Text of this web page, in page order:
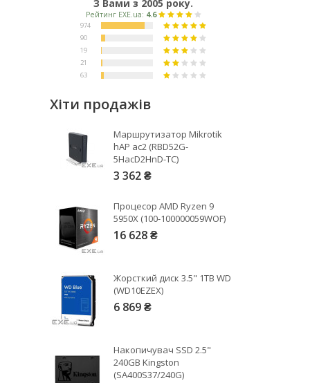
З Вами з 2005 року.
Хіти продажів
Маршрутизатор Mikrotik
hAP ac2 (RBD52G-
5HacD2HnD-TC)
3 362 ₴
Процесор AMD Ryzen 9
5950X (100-100000059WOF)
16 628 ₴
Жорсткий диск 3.5" 1TB WD
(WD10EZEX)
6 869 ₴
Накопичувач SSD 2.5"
240GB Kingston
(SA400S37/240G)